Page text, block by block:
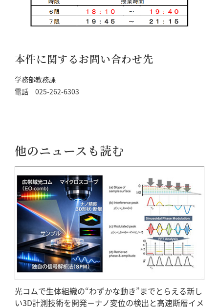
本件に関するお問い合わせ先
学務部教務課
電話 025-262-6303
他のニュースも読む
光コムで生体組織の“わずかな動き”までとらえる新し
い3D計測技術を開発－ナノ変位の検出と高速断層イメ